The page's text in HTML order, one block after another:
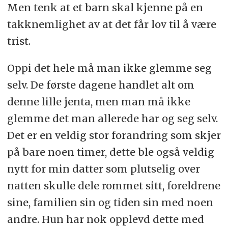
Men tenk at et barn skal kjenne på en
takknemlighet av at det får lov til å være
trist.
Oppi det hele må man ikke glemme seg
selv. De første dagene handlet alt om
denne lille jenta, men man må ikke
glemme det man allerede har og seg selv.
Det er en veldig stor forandring som skjer
på bare noen timer, dette ble også veldig
nytt for min datter som plutselig over
natten skulle dele rommet sitt, foreldrene
sine, familien sin og tiden sin med noen
andre. Hun har nok opplevd dette med